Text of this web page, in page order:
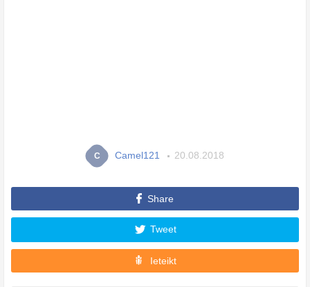
C Camel121 20.08.2018
Share
Tweet
Ieteikt